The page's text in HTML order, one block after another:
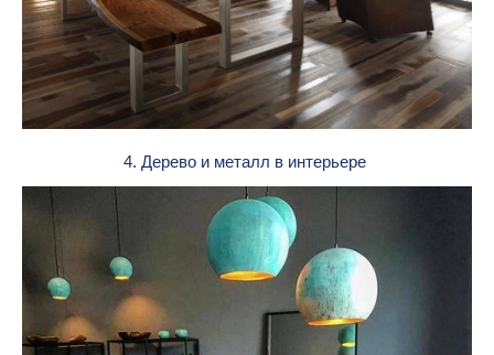
4. Дерево и металл в интерьере